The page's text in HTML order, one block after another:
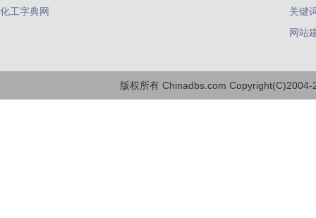
化工字典网
关键
网站
版权所有 Chinadbs.com